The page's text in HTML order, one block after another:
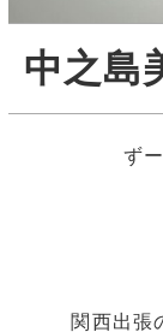
中之島
ず
関西出張